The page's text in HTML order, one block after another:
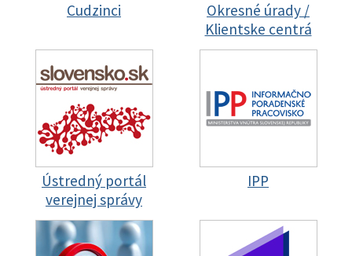
Cudzinci
Okresné úrady /
Klientske centrá
Ústredný portál
verejnej správy
IPP